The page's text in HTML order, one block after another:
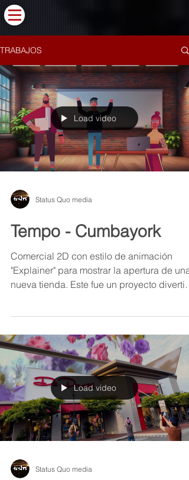
TRABAJOS
Load video
Status Quo media
Tempo - Cumbayork
Comercial 2D con estilo de animación
"Explainer" para mostrar la apertura de una
nueva tienda. Este fue un proyecto
Load video
Status Quo media